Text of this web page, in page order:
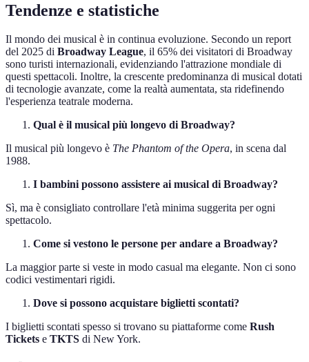
Tendenze e statistiche
Il mondo dei musical è in continua evoluzione. Secondo un report
del 2025 di Broadway League, il 65% dei visitatori di Broadway
sono turisti internazionali, evidenziando l'attrazione mondiale di
questi spettacoli. Inoltre, la crescente predominanza di musical dotati
di tecnologie avanzate, come la realtà aumentata, sta ridefinendo
l'esperienza teatrale moderna.
Qual è il musical più longevo di Broadway?
Il musical più longevo è The Phantom of the Opera, in scena dal
1988.
I bambini possono assistere ai musical di Broadway?
Sì, ma è consigliato controllare l'età minima suggerita per ogni
spettacolo.
Come si vestono le persone per andare a Broadway?
La maggior parte si veste in modo casual ma elegante. Non ci sono
codici vestimentari rigidi.
Dove si possono acquistare biglietti scontati?
I biglietti scontati spesso si trovano su piattaforme come Rush
Tickets e TKTS di New York.